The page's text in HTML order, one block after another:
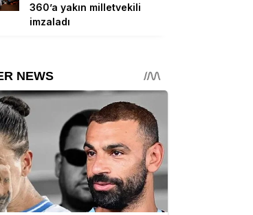
360’a yakın milletvekili
imzaladı